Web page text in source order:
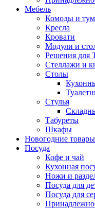
Мебель
Комоды и
Кресла
Кровати
Модули и
Решения для
Стеллажи и
Столы
Стулья
Табуреты
Шкафы
Новогодние товары
Посуда
Кофе и чай
Кухонная
Ножи и
Посуда для
Посуда для